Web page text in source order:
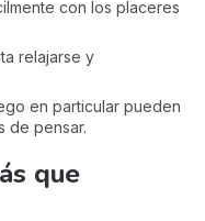
con los placeres
relajarse y
en particular pueden
de pensar.
que